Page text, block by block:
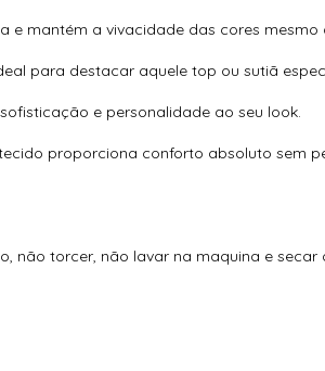
e mantém a vivacidade das cores mesmo
para destacar aquele top ou sutiã
e personalidade ao seu look.
proporciona conforto absoluto sem
não torcer, não lavar na maquina e secar